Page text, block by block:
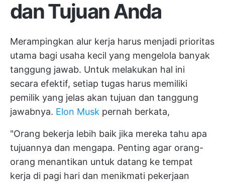
dan Tujuan Anda
Merampingkan alur kerja harus menjadi prioritas
utama bagi usaha kecil yang mengelola banyak
tanggung jawab. Untuk melakukan hal ini
secara efektif, setiap tugas harus memiliki
pemilik yang jelas akan tujuan dan tanggung
jawabnya. Elon Musk pernah berkata,
"Orang bekerja lebih baik jika mereka tahu apa
tujuannya dan mengapa. Penting agar orang-
orang menantikan untuk datang ke tempat
kerja di pagi hari dan menikmati pekerjaan